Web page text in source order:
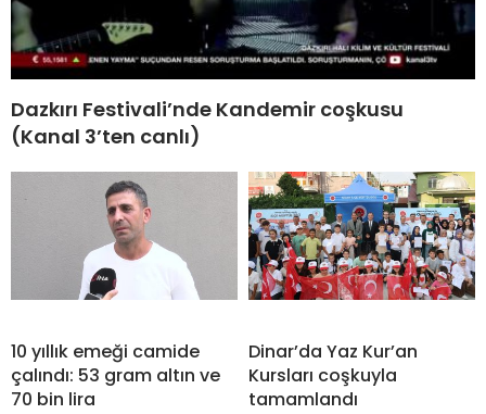
Dazkırı Festivali’nde Kandemir coşkusu
(Kanal 3’ten canlı)
10 yıllık emeği camide
çalındı: 53 gram altın ve
70 bin lira
Dinar’da Yaz Kur’an
Kursları coşkuyla
tamamlandı